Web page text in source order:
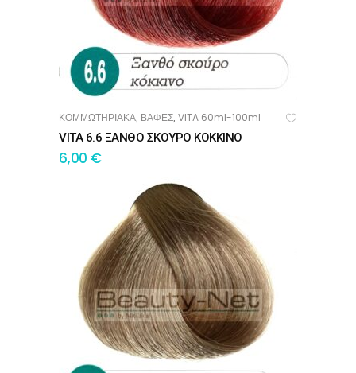
ΠΡΟΣΘΉΚΗ ΣΤΟ ΚΑΛΆΘΙ
ΚΟΜΜΩΤΗΡΙΑΚΑ, ΒΑΦΕΣ, VITA 60ml-100ml
VITA 6.6 ΞΑΝΘΟ ΣΚΟΥΡΟ ΚΟΚΚΙΝΟ
6,00 €